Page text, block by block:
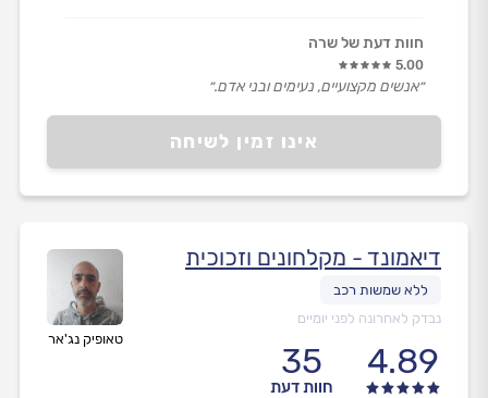
אינו זמין לשיחה
חוות דעת של שרה
5.00
״אנשים מקצועיים, נעימים ובני אדם.״
טאופיק נג'אר
דיאמונד - מקלחונים וזכוכית
נבדק לאחרונה לפני יומיים
4.89
35
חוות דעת